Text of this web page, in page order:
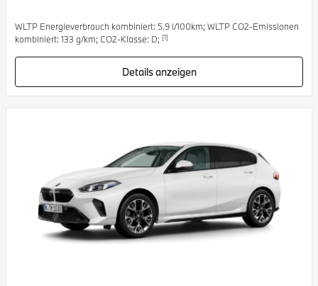
WLTP Energieverbrauch kombiniert: 5.9 l/100km; WLTP CO2-Emissionen
kombiniert: 133 g/km; CO2-Klasse: D; [1]
Details anzeigen